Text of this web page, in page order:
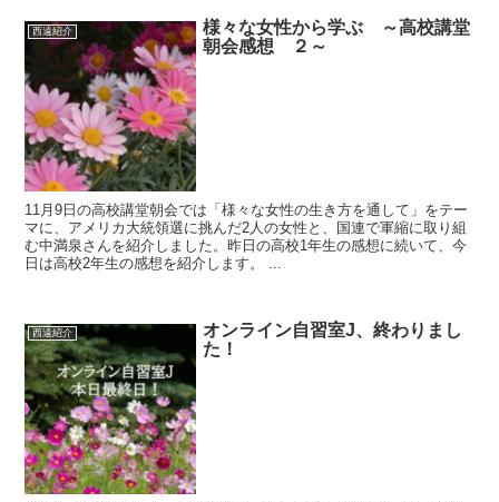
西遠紹介
様々な女性から学ぶ ～高校講堂
朝会感想 ２～
11月9日の高校講堂朝会では「様々な女性の生き方を通して」をテー
マに、アメリカ大統領選に挑んだ2人の女性と、国連で軍縮に取り組
む中満泉さんを紹介しました。昨日の高校1年生の感想に続いて、今
日は高校2年生の感想を紹介します。 ...
西遠紹介
オンライン自習室J、終わりまし
た！